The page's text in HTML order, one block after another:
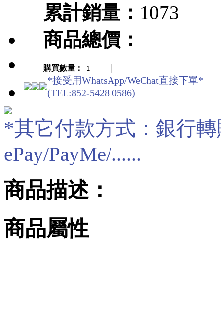
累計銷量： 1073
商品總價：
購買數量：
*接受用WhatsApp/WeChat直接下單*
(TEL:852-5428 0586)
*其它付款方式：銀行轉
ePay/PayMe/......
商品描述：
商品屬性